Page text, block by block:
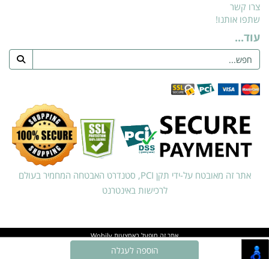
צרו קשר
שתפו אותנו!
עוד...
אתר זה מאובטח על-ידי תקן PCI, סטנדרט האבטחה המחמיר בעולם
לרכישות באינטרנט
אתר זה מופעל באמצעותWobily